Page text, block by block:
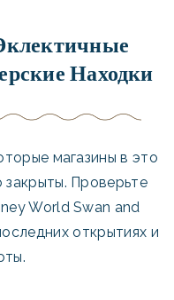
Находки
магазины в это
Проверьте
World Swan and
открытиях и